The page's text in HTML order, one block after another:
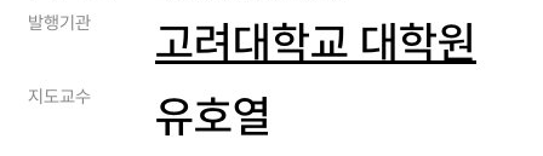
발행기관
고려대학교 대학원
지도교수 유호열